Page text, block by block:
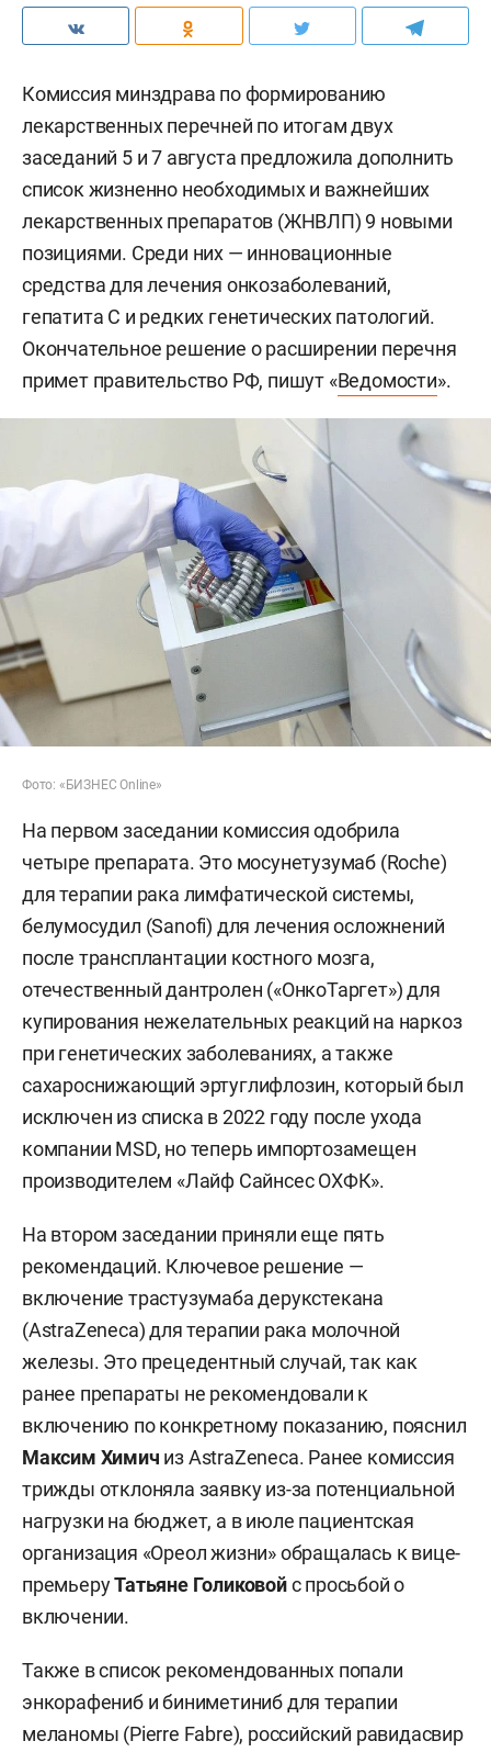
Комиссия минздрава по формированию
лекарственных перечней по итогам двух
заседаний 5 и 7 августа предложила дополнить
список жизненно необходимых и важнейших
лекарственных препаратов (ЖНВЛП) 9 новыми
позициями. Среди них — инновационные
средства для лечения онкозаболеваний,
гепатита С и редких генетических патологий.
Окончательное решение о расширении перечня
примет правительство РФ, пишут «Ведомости».
Фото: «БИЗНЕС Online»
На первом заседании комиссия одобрила
четыре препарата. Это мосунетузумаб (Roche)
для терапии рака лимфатической системы,
белумосудил (Sanofi) для лечения осложнений
после трансплантации костного мозга,
отечественный дантролен («ОнкоТаргет») для
купирования нежелательных реакций на наркоз
при генетических заболеваниях, а также
сахароснижающий эртуглифлозин, который был
исключен из списка в 2022 году после ухода
компании MSD, но теперь импортозамещен
производителем «Лайф Сайнсес ОХФК».
На втором заседании приняли еще пять
рекомендаций. Ключевое решение —
включение трастузумаба дерукстекана
(AstraZeneca) для терапии рака молочной
железы. Это прецедентный случай, так как
ранее препараты не рекомендовали к
включению по конкретному показанию, пояснил
Максим Химич из AstraZeneca. Ранее комиссия
трижды отклоняла заявку из-за потенциальной
нагрузки на бюджет, а в июле пациентская
организация «Ореол жизни» обращалась к вице-
премьеруТатьяне Голиковойс просьбой о
включении.
Также в список рекомендованных попали
энкорафениб и биниметиниб для терапии
меланомы (Pierre Fabre), российский равидасвир